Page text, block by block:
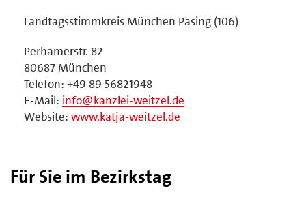
Landtagsstimmkreis München Pasing (106)
Perhamerstr. 82
80687 München
Telefon: +49 89 56821948
E-Mail: info@kanzlei-weitzel.de
Website: www.katja-weitzel.de
Für Sie im Bezirkstag